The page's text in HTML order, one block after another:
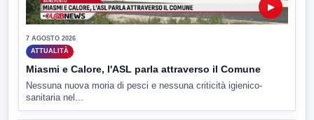
▶
7 AGOSTO 2026
ATTUALITÀ
Miasmi e Calore, l'ASL parla attraverso il Comune
Nessuna nuova moria di pesci e nessuna criticità igienico-
sanitaria nel...